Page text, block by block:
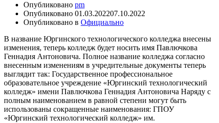
Опубликовано pm
Опубликовано 01.03.202207.10.2022
Опубликовано в Официально
В название Юргинского технологического колледжа внесены
изменения, теперь колледж будет носить имя Павлючкова
Геннадия Антоновича. Полное название колледжа согласно
внесенным изменениям в учредительные документы теперь
выглядит так: Государственное профессиональное
образовательное учреждение «Юргинский технологический
колледж» имени Павлючкова Геннадия Антоновича Наряду с
полным наименованием в равной степени могут быть
использованы сокращенные наименования: ГПОУ
«Юргинский технологический колледж» им.